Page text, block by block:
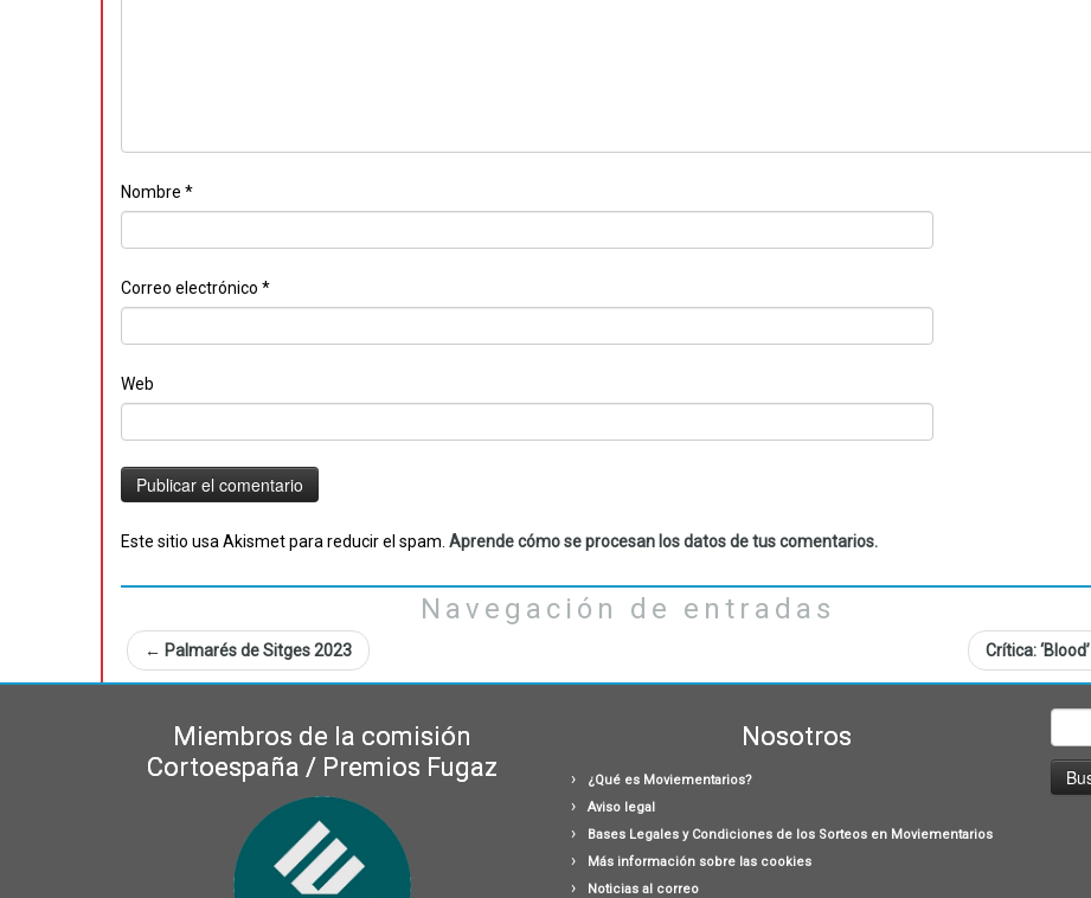
Nombre *
Correo electrónico *
Web
Este sitio usa Akismet para reducir el spam. Aprende cómo se procesan los datos de tus comentarios.
Navegación de entradas
← Palmarés de Sitges 2023 Crítica: ‘Blood’
Miembros de la comisión
Cortoespaña / Premios Fugaz
Nosotros
¿Qué es Moviementarios?
Aviso legal
Bases Legales y Condiciones de los Sorteos en Moviementarios
Más información sobre las cookies
Noticias al correo